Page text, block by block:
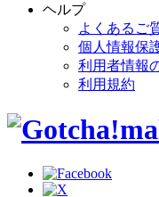
ヘルプ
よくあるご
個人情報保
利用者情報
利用規約